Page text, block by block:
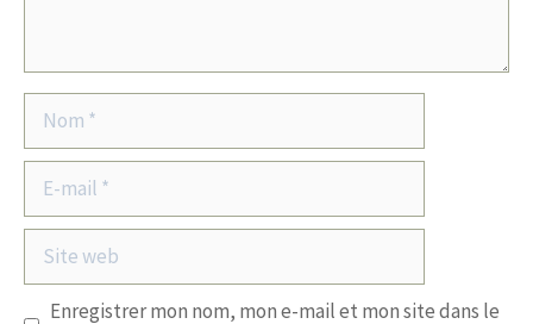
mail
Site
web
Enregistrer mon nom, mon e-mail et mon site dans le